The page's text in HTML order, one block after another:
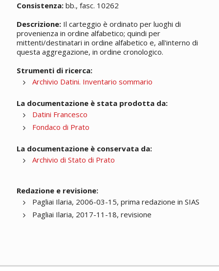
Consistenza:bb., fasc. 10262
Descrizione:Il carteggio è ordinato per luoghi di
provenienza in ordine alfabetico; quindi per
mittenti/destinatari in ordine alfabetico e, all'interno di
questa aggregazione, in ordine cronologico.
Strumenti di ricerca:
Archivio Datini. Inventario sommario
La documentazione è stata prodotta da:
Datini Francesco
Fondaco di Prato
La documentazione è conservata da:
Archivio di Stato di Prato
Redazione e revisione:
Pagliai Ilaria, 2006-03-15, prima redazione in SIAS
Pagliai Ilaria, 2017-11-18, revisione